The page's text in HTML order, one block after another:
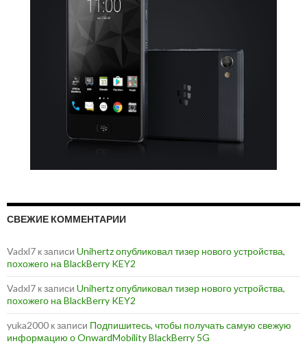
СВЕЖИЕ КОММЕНТАРИИ
Vadxl7 к записи Unihertz опубликовал тизер нового устройства,
похожего на BlackBerry KEY2
Vadxl7 к записи Unihertz опубликовал тизер нового устройства,
похожего на BlackBerry KEY2
yuka2000 к записи Подпишитесь, чтобы получать самую свежую
информацию о OnwardMobility BlackBerry 5G